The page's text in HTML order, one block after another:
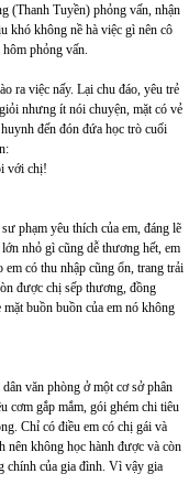
(Thanh Tuyền) phỏng vấn, nhận
khó không nề hà việc gì nên cô
phỏng vấn.
ra việc nấy. Lại chu đáo, yêu trẻ
nhưng ít nói chuyện, mặt có vẻ
đến đón đứa học trò cuối
với chị!
phạm yêu thích của em, đáng lẽ
nhỏ gì cũng dễ thương hết, em
có thu nhập cũng ổn, trang trải
được chị sếp thương, đồng
buồn buồn của em nó không
văn phòng ở một cơ sở phân
cơm gắp mắm, gói ghém chi tiêu
Chỉ có điều em có chị gái và
nên không học hành được và còn
chính của gia đình. Vì vậy gia